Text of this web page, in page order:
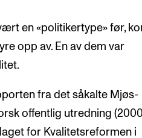
en «politikertype» før,
opp av. En av dem var
fra det såkalte Mjøs-
offentlig utredning
for Kvalitetsreformen i